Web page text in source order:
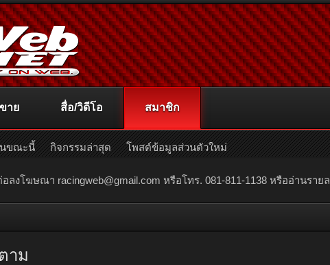
อลงโฆษณา racingweb@gmail.com หรือโทร. 081-811-1138 หรืออ่านราย
าม
าย สื่อ/วิดีโอ สมาชิก
นขณะนี้ กิจกรรมล่าสุด โพสต์ข้อมูลส่วนตัวใหม่